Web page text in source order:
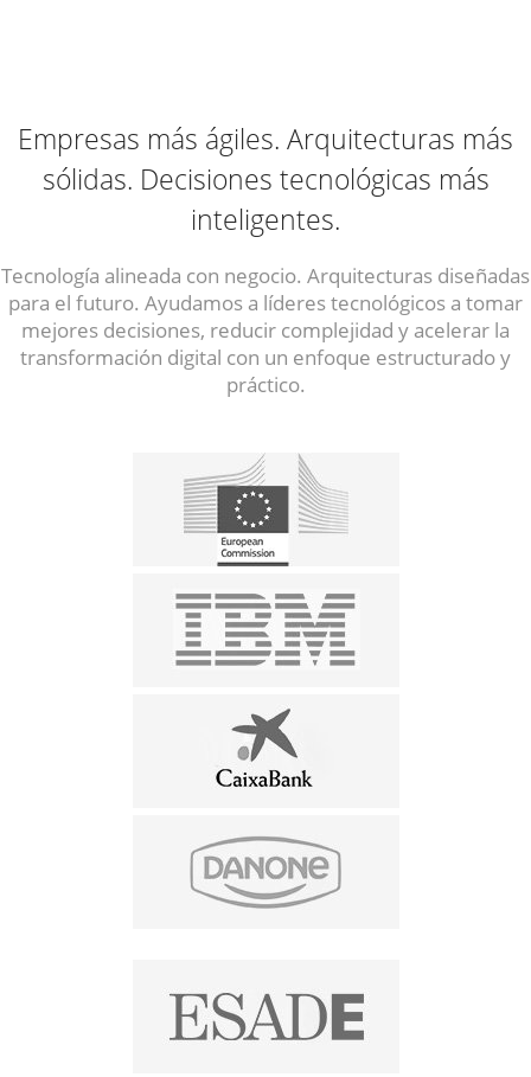
Empresas más ágiles. Arquitecturas más
sólidas. Decisiones tecnológicas más
inteligentes.
Tecnología alineada con negocio. Arquitecturas diseñadas
para el futuro. Ayudamos a líderes tecnológicos a tomar
mejores decisiones, reducir complejidad y acelerar la
transformación digital con un enfoque estructurado y
práctico.